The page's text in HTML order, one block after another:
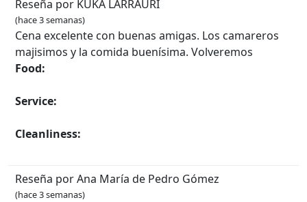
Reseña por KUKA LARRAURI
(hace 3 semanas)
Cena excelente con buenas amigas. Los camareros
majisimos y la comida buenísima. Volveremos
Food:
Service:
Cleanliness:
Reseña por Ana María de Pedro Gómez
(hace 3 semanas)